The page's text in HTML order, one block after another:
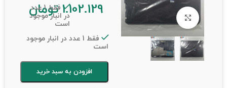
برای بزرگنمایی کلیک کنید 1.102.129 تومان
فقط 1 عدد
در انبار موجود
است
فقط 1 عدد در انبار موجود
است
افزودن به سبد خرید